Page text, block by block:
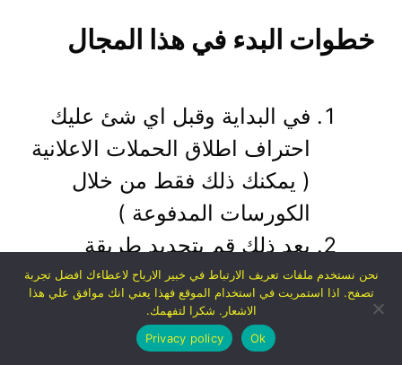
خطوات البدء في هذا المجال
في البداية وقبل اي شئ عليك
احتراف اطلاق الحملات الاعلانية
( يمكنك ذلك فقط من خلال
الكورسات المدفوعة )
بعد ذلك قم بتحديد طريقة
الترويج لنفسك وهي مختلفة (
موقع الكتروني – صفحة علي
الفيس بوك – او مكتب في
نحن نستخدم ملفات تعريف الارتباط في خبير الارباح لاعطاءك افضل تجربة
تصفح. اذا استمريت في استخدام الموقع فهذا يعني انك موافق علي هذا
الاشعار. شكرا لتفهمك.
Ok
Privacy policy